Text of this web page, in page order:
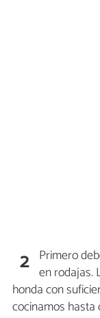
2 Primero
en rodajas.
honda con
cocinamos hasta